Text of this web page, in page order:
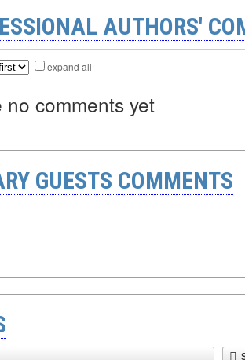
AUTHORS'
expand all
no comments yet
GUESTS COMMENTS